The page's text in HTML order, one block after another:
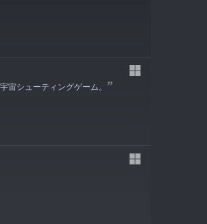
シューティングゲーム。